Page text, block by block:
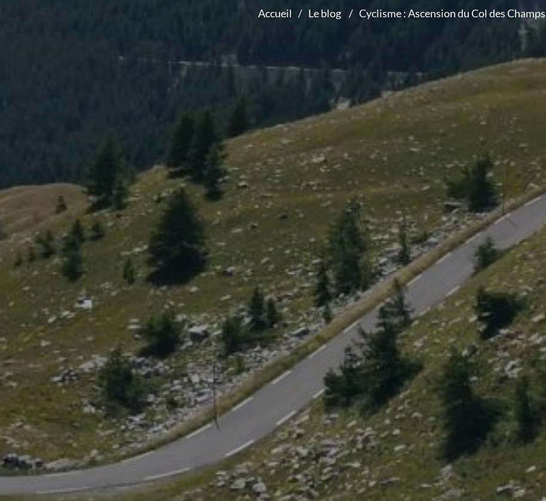
Accueil Le blog Cyclisme : Ascension du Col des Champs